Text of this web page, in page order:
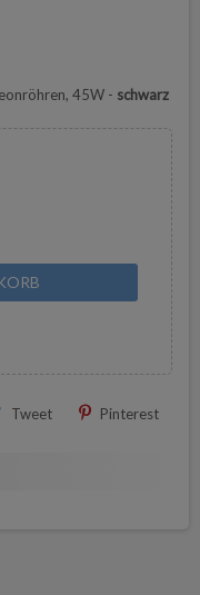
45W - schwarz
Tweet Pinterest